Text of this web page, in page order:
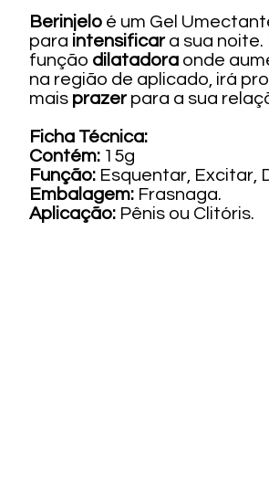
Berinjelo é um Gel
para intensificara sua noite.
função dilatadora onde
na região de aplicado, irá
mais prazerpara a sua
Ficha Técnica:
Contém: 15g
Função: Esquentar, Excitar,
Embalagem: Frasnaga.
Aplicação: Pênis ou Clitóris.